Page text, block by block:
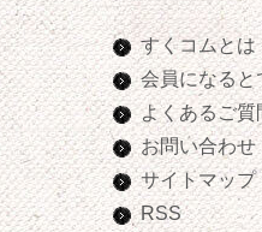
すくコムとは
会員になると
よくあるご質
お問い合わせ
サイトマップ
RSS